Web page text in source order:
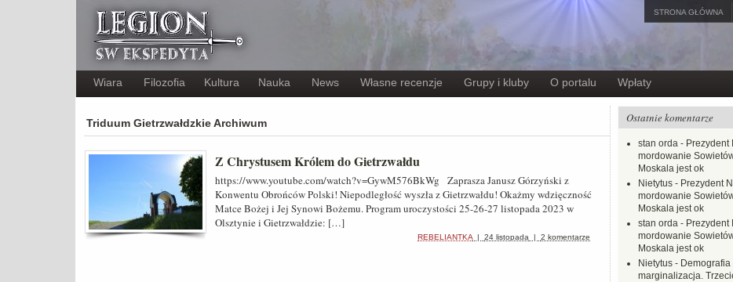
STRONA GŁÓWNA
Wiara Filozofia Kultura Nauka News Własne recenzje Grupy i kluby O portalu Wpłaty
Triduum Gietrzwałdzkie Archiwum
Z Chrystusem Królem do Gietrzwałdu
https://www.youtube.com/watch?v=GywM576BkWg Zaprasza Janusz Górzyński z
Konwentu Obrońców Polski! Niepodległość wyszła z Gietrzwałdu! Okażmy wdzięczność
Matce Bożej i Jej Synowi Bożemu. Program uroczystości 25-26-27 listopada 2023 w
Olsztynie i Gietrzwałdzie: […]
REBELIANTKA | 24 listopada | 2 komentarze
Ostatnie komentarze
stan orda - Prezydent
mordowanie
Moskala jest ok
Nietytus - Prezydent
mordowanie
Moskala jest ok
stan orda - Prezydent
mordowanie
Moskala jest ok
Nietytus -
marginalizacja.